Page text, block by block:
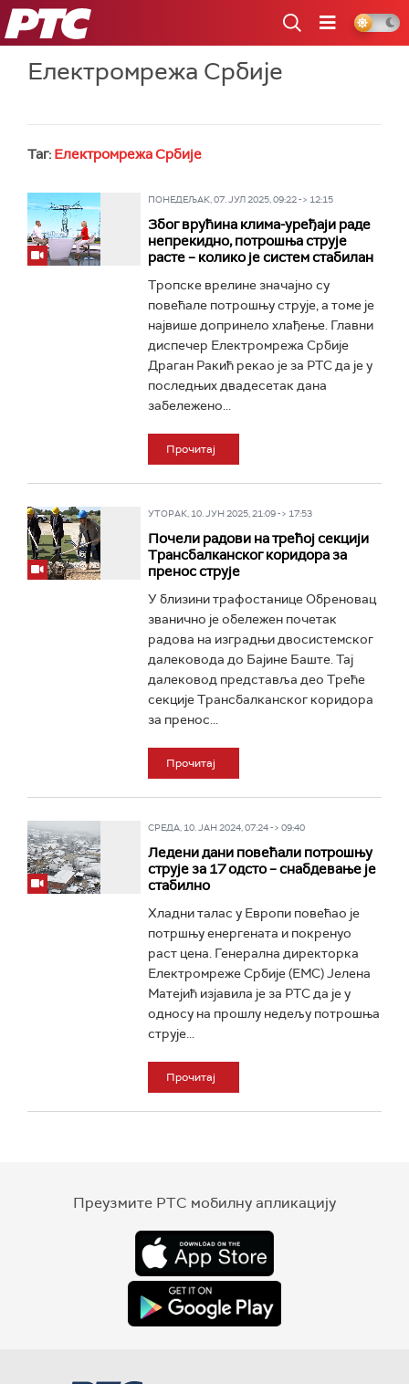
РТС
Електромрежа Србије
Таг: Електромрежа Србије
ПОНЕДЕЉАК, 07. ЈУЛ 2025, 09:22 -> 12:15
Због врућина клима-уређаји раде
непрекидно, потрошња струје
расте – колико је систем стабилан
Тропске врелине значајно су
повећале потрошњу струје, а томе је
највише допринело хлађење. Главни
диспечер Електромрежа Србије
Драган Ракић рекао је за РТС да је у
последњих двадесетак дана
забележено...
Прочитај
УТОРАК, 10. ЈУН 2025, 21:09 -> 17:53
Почели радови на трећој секцији
Трансбалканског коридора за
пренос струје
У близини трафостанице Обреновац
званично је обележен почетак
радова на изградњи двосистемског
далековода до Бајине Баште. Тај
далековод представља део Треће
секције Трансбалканског коридора
за пренос...
Прочитај
СРЕДА, 10. ЈАН 2024, 07:24 -> 09:40
Ледени дани повећали потрошњу
струје за 17 одсто – снабдевање је
стабилно
Хладни талас у Европи повећао је
потршњу енергената и покренуо
раст цена. Генерална директорка
Електромреже Србије (ЕМС) Јелена
Матејић изјавила је за РТС да је у
односу на прошлу недељу потрошња
струје...
Прочитај
Преузмите РТС мобилну апликацију